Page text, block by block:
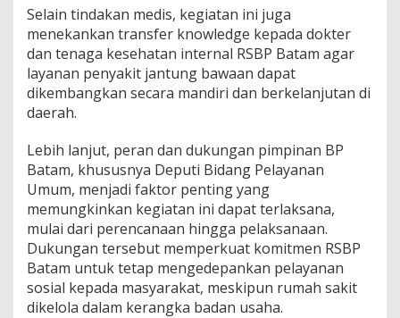
Selain tindakan medis, kegiatan ini juga
menekankan transfer knowledge kepada dokter
dan tenaga kesehatan internal RSBP Batam agar
layanan penyakit jantung bawaan dapat
dikembangkan secara mandiri dan berkelanjutan di
daerah.
Lebih lanjut, peran dan dukungan pimpinan BP
Batam, khususnya Deputi Bidang Pelayanan
Umum, menjadi faktor penting yang
memungkinkan kegiatan ini dapat terlaksana,
mulai dari perencanaan hingga pelaksanaan.
Dukungan tersebut memperkuat komitmen RSBP
Batam untuk tetap mengedepankan pelayanan
sosial kepada masyarakat, meskipun rumah sakit
dikelola dalam kerangka badan usaha.